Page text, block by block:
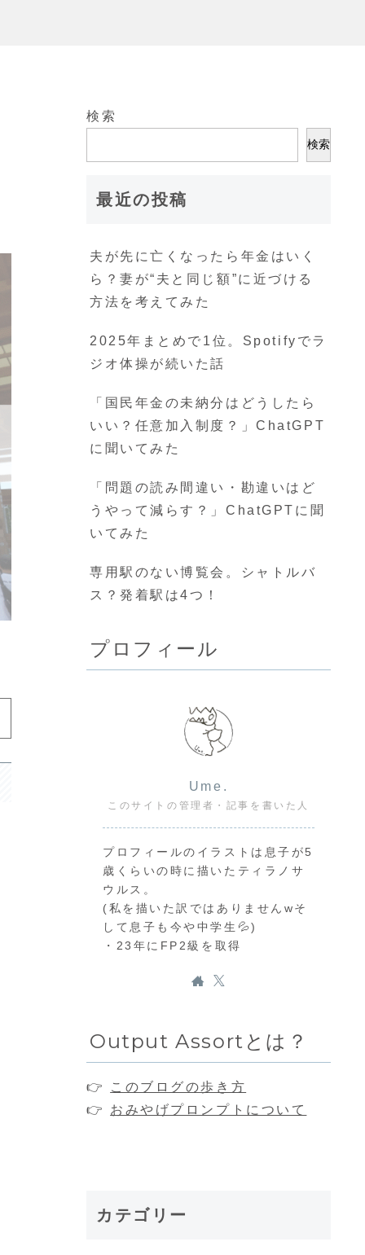
検索
検索
最近の投稿
夫が先に亡くなったら年金はいく
ら？妻が“夫と同じ額”に近づける
方法を考えてみた
2025年まとめで1位。Spotifyでラ
ジオ体操が続いた話
「国民年金の未納分はどうしたら
いい？任意加入制度？」ChatGPT
に聞いてみた
「問題の読み間違い・勘違いはど
うやって減らす？」ChatGPTに聞
いてみた
専用駅のない博覧会。シャトルバ
ス？発着駅は4つ！
プロフィール
Ume.
このサイトの管理者・記事を書いた人
プロフィールのイラストは息子が5
歳くらいの時に描いたティラノサ
ウルス。
(私を描いた訳ではありませんwそ
して息子も今や中学生💦)
・23年にFP2級を取得
Output Assortとは？
👉
このブログの歩き方
👉 おみやげプロンプトについて
カテゴリー